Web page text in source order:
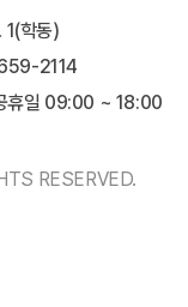
1(학동)
2114
휴일 09:00 ~ 18:00
RESERVED.